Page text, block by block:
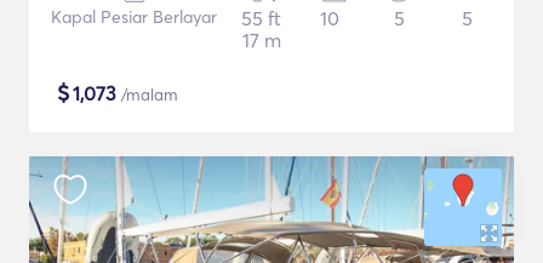
Kapal Pesiar Berlayar
55 ft
17 m
10 5 5
$1,073 /malam